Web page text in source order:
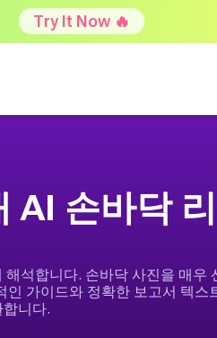
Try It Now 🔥
AI 손바닥
석합니다. 손바닥 사진을 매우
가이드와 정확한 보고서 텍스
니다.